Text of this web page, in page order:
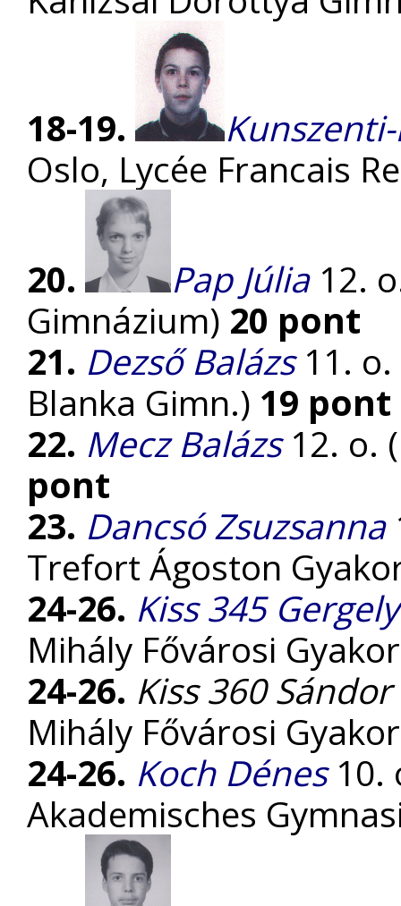
18-19.
Oslo, Lycée Francais
20. Pap Júlia12.
Gimnázium) 20 pont
21. Dezső Balázs11. o.
Blanka Gimn.) 19 pont
22. Mecz Balázs12. o.
pont
23. Dancsó Zsuzsanna
Trefort Ágoston
24-26. Kiss 345 Gergely
Mihály Fővárosi
24-26. Kiss 360 Sándor
Mihály Fővárosi
24-26. Koch Dénes10.
Akademisches